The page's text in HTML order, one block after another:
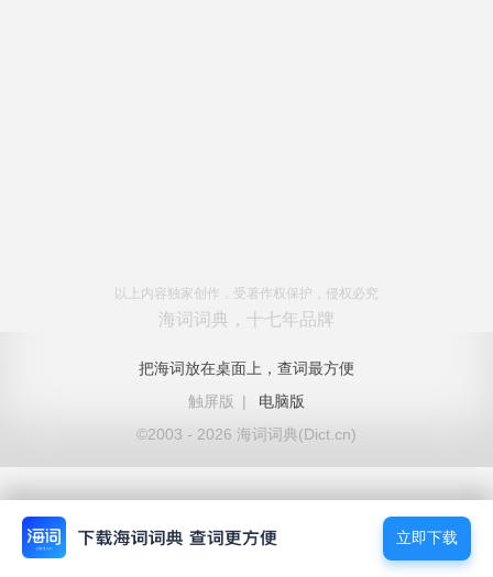
以上内容独家创作，受著作权保护，侵权必究
海词词典，十七年品牌
把海词放在桌面上，查词最方便
触屏版
|
电脑版
©2003 - 2026 海词词典(Dict.cn)
立即下载
立即下载